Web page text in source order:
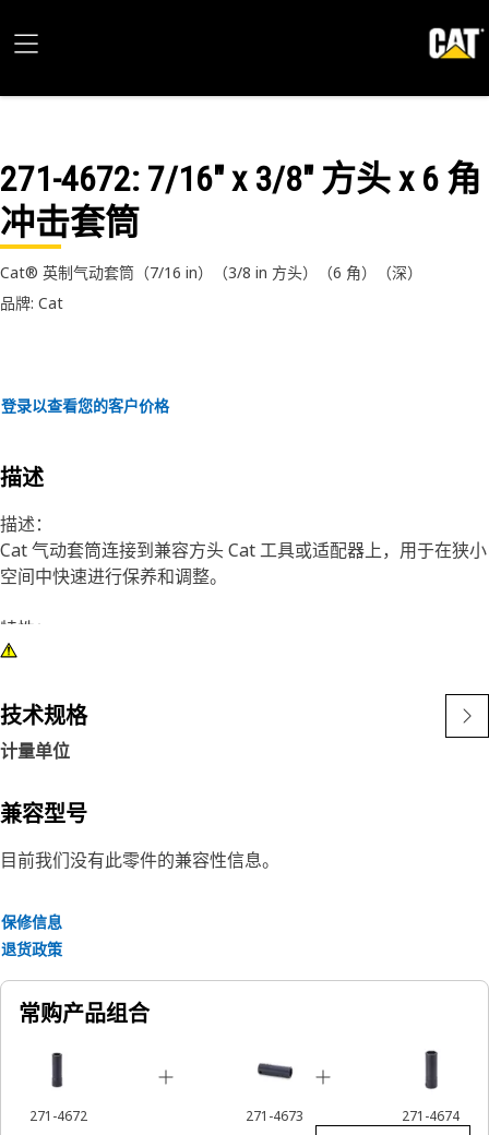
271-4672: 7/16" x 3/8" 方头 x 6 角
冲击套筒
Cat® 英制气动套筒（7/16 in）（3/8 in 方头）（6 角）（深）
品牌: Cat
登录以查看您的客户价格
描述
描述：
Cat 气动套筒连接到兼容方头 Cat 工具或适配器上，用于在狭小
空间中快速进行保养和调整。
特性：
• 6 角，7/16 英寸气动套筒
• 3/8 英寸方头
• 黑色氧化表面处理
技术规格
计量单位
兼容型号
目前我们没有此零件的兼容性信息。
保修信息
退货政策
常购产品组合
271-4672 271-4673 271-4674